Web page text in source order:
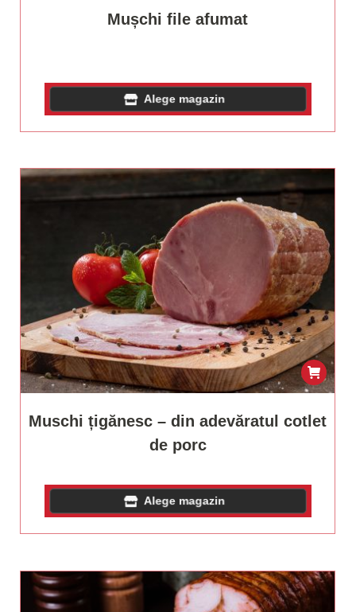
Mușchi file afumat
Alege magazin
Muschi țigănesc – din adevăratul cotlet
de porc
Alege magazin